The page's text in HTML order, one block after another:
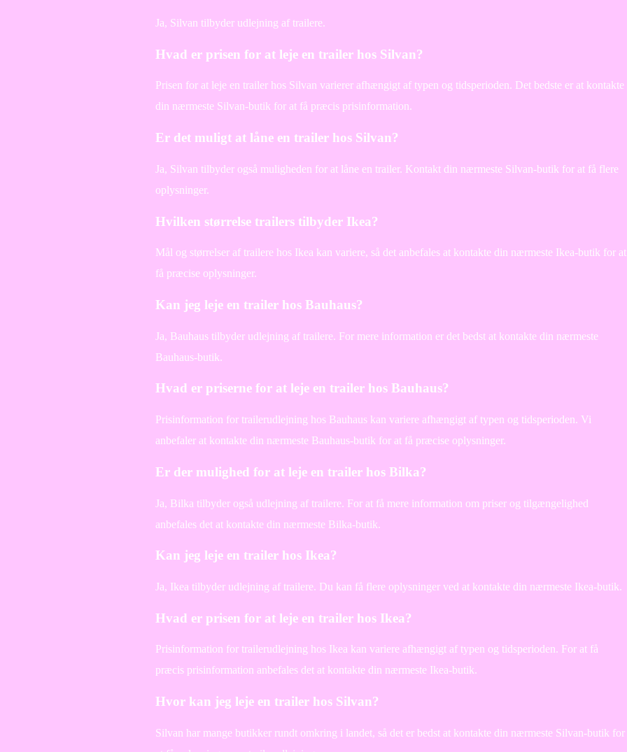
Ja, Silvan tilbyder udlejning af trailere.
Hvad er prisen for at leje en trailer hos Silvan?
Prisen for at leje en trailer hos Silvan varierer afhængigt af typen og tidsperioden. Det bedste er at kontakte
din nærmeste Silvan-butik for at få præcis prisinformation.
Er det muligt at låne en trailer hos Silvan?
Ja, Silvan tilbyder også muligheden for at låne en trailer. Kontakt din nærmeste Silvan-butik for at få flere
oplysninger.
Hvilken størrelse trailers tilbyder Ikea?
Mål og størrelser af trailere hos Ikea kan variere, så det anbefales at kontakte din nærmeste Ikea-butik for at
få præcise oplysninger.
Kan jeg leje en trailer hos Bauhaus?
Ja, Bauhaus tilbyder udlejning af trailere. For mere information er det bedst at kontakte din nærmeste
Bauhaus-butik.
Hvad er priserne for at leje en trailer hos Bauhaus?
Prisinformation for trailerudlejning hos Bauhaus kan variere afhængigt af typen og tidsperioden. Vi
anbefaler at kontakte din nærmeste Bauhaus-butik for at få præcise oplysninger.
Er der mulighed for at leje en trailer hos Bilka?
Ja, Bilka tilbyder også udlejning af trailere. For at få mere information om priser og tilgængelighed
anbefales det at kontakte din nærmeste Bilka-butik.
Kan jeg leje en trailer hos Ikea?
Ja, Ikea tilbyder udlejning af trailere. Du kan få flere oplysninger ved at kontakte din nærmeste Ikea-butik.
Hvad er prisen for at leje en trailer hos Ikea?
Prisinformation for trailerudlejning hos Ikea kan variere afhængigt af typen og tidsperioden. For at få
præcis prisinformation anbefales det at kontakte din nærmeste Ikea-butik.
Hvor kan jeg leje en trailer hos Silvan?
Silvan har mange butikker rundt omkring i landet, så det er bedst at kontakte din nærmeste Silvan-butik for